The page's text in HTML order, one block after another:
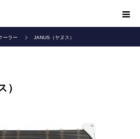
ーラー JANUS（ヤヌス）
）